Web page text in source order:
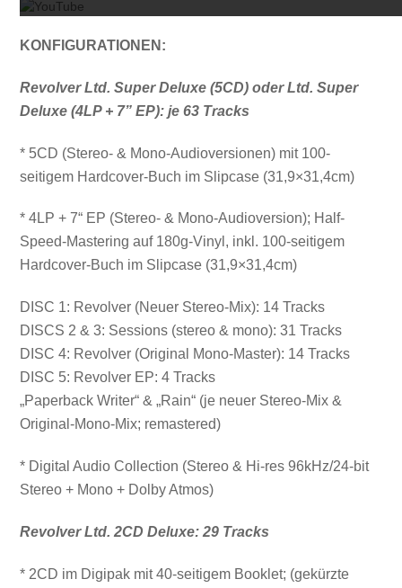
KONFIGURATIONEN:
Revolver Ltd. Super Deluxe (5CD) oder Ltd. Super
Deluxe (4LP + 7” EP): je 63 Tracks
* 5CD (Stereo- & Mono-Audioversionen) mit 100-
seitigem Hardcover-Buch im Slipcase (31,9×31,4cm)
* 4LP + 7“ EP (Stereo- & Mono-Audioversion); Half-
Speed-Mastering auf 180g-Vinyl, inkl. 100-seitigem
Hardcover-Buch im Slipcase (31,9×31,4cm)
DISC 1: Revolver (Neuer Stereo-Mix): 14 Tracks
DISCS 2 & 3: Sessions (stereo & mono): 31 Tracks
DISC 4: Revolver (Original Mono-Master): 14 Tracks
DISC 5: Revolver EP: 4 Tracks
„Paperback Writer“ & „Rain“ (je neuer Stereo-Mix &
Original-Mono-Mix; remastered)
* Digital Audio Collection (Stereo & Hi-res 96kHz/24-bit
Stereo + Mono + Dolby Atmos)
Revolver Ltd. 2CD Deluxe: 29 Tracks
* 2CD im Digipak mit 40-seitigem Booklet; (gekürzte